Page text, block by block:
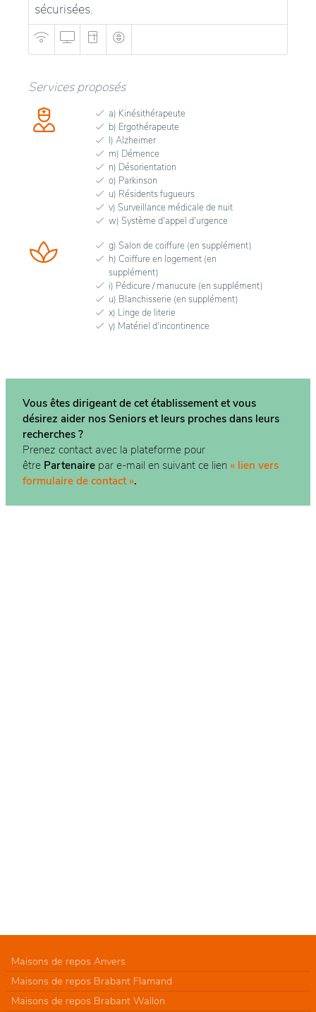
sécurisées.
Services proposés
a) Kinésithérapeute
b) Ergothérapeute
l) Alzheimer
m) Démence
n) Désorientation
o) Parkinson
u) Résidents fugueurs
v) Surveillance médicale de nuit
w) Système d'appel d'urgence
g) Salon de coiffure (en supplément)
h) Coiffure en logement (en
supplément)
i) Pédicure / manucure (en supplément)
u) Blanchisserie (en supplément)
x) Linge de literie
y) Matériel d'incontinence
Vous êtes dirigeant de cet établissement et vous
désirez aider nos Seniors et leurs proches dans leurs
recherches ?
Prenez contact avec la plateforme pour
être Partenaire par e-mail en suivant ce lien « lien vers
formulaire de contact ».
Maisons de repos Anvers
Maisons de repos Brabant Flamand
Maisons de repos Brabant Wallon